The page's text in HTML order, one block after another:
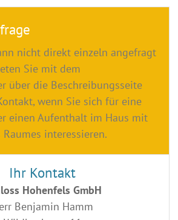
nicht direkt einzeln angefragt
Sie mit dem
über die Beschreibungsseite
wenn Sie sich für eine
einen Aufenthalt im Haus mit
interessieren.
Ihr Kontakt
Hohenfels GmbH
Benjamin Hamm